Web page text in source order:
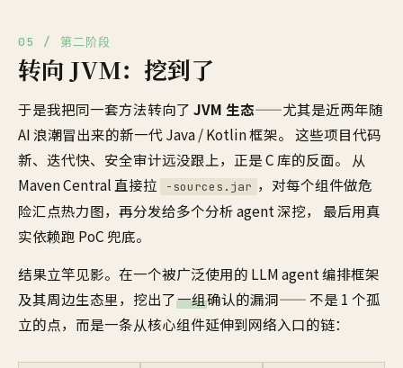
05 / 第二阶段
转向 JVM：挖到了
于是我把同一套方法转向了 JVM 生态——尤其是近两年随
AI 浪潮冒出来的新一代 Java / Kotlin 框架。 这些项目代码
新、迭代快、安全审计远没跟上，正是 C 库的反面。 从
Maven Central 直接拉
-sources.jar ，对每个组件做危
险汇点热力图，再分发给多个分析 agent 深挖， 最后用真
实依赖跑 PoC 兜底。
结果立竿见影。在一个被广泛使用的 LLM agent 编排框架
及其周边生态里，挖出了一组确认的漏洞—— 不是 1 个孤
立的点，而是一条从核心组件延伸到网络入口的链：